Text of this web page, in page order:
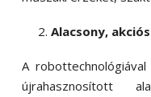
Alacsony,
A
újrahasznosított